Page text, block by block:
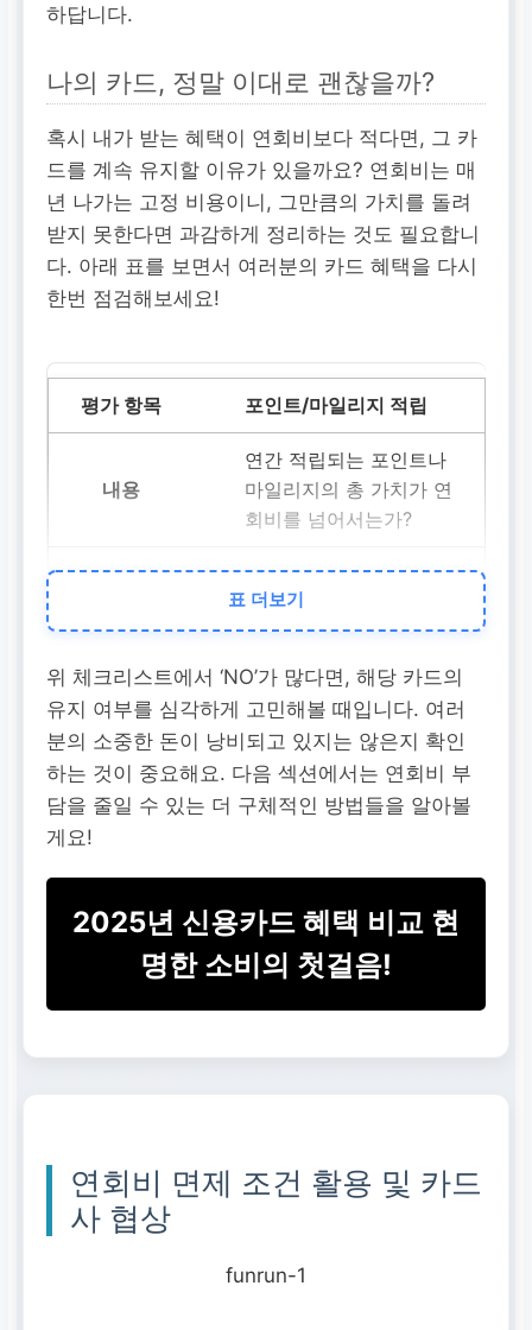
하답니다.
나의 카드, 정말 이대로 괜찮을까?
혹시 내가 받는 혜택이 연회비보다 적다면, 그 카
드를 계속 유지할 이유가 있을까요? 연회비는 매
년 나가는 고정 비용이니, 그만큼의 가치를 돌려
받지 못한다면 과감하게 정리하는 것도 필요합니
다. 아래 표를 보면서 여러분의 카드 혜택을 다시
한번 점검해보세요!
포인트/마일리지 적립
연간 적립되는 포인트나
마일리지의 총 가치가 연
회비를 넘어서는가?
□ YES / □ NO
할인 혜택
주요 소비처(마트, 주유,
통신, 외식 등)에서 받는
할인 금액이 연회비를 상
표 더보기
위 체크리스트에서 ‘NO’가 많다면, 해당 카드의
유지 여부를 심각하게 고민해볼 때입니다. 여러
분의 소중한 돈이 낭비되고 있지는 않은지 확인
하는 것이 중요해요. 다음 섹션에서는 연회비 부
담을 줄일 수 있는 더 구체적인 방법들을 알아볼
게요!
2025년 신용카드 혜택 비교 현
명한 소비의 첫걸음!
연회비 면제 조건 활용 및 카드
사 협상
funrun-1